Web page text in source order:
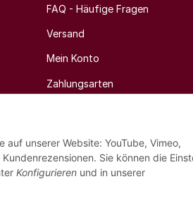
unserer Website: YouTube, Vimeo,
Sie können die
Konfigurieren und in unserer
FAQ - Häufige Fragen
Versand
Mein Konto
Zahlungsarten